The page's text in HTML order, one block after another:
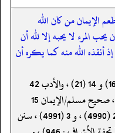
من كان الله
المرء لا يحبه إلا لله أن
أنقذه الله منه كما يكره أن
«صحیح البخاری/الإیمان 9 (16) و 14 (21) ، والأدب 42
(6041) ، ووالإکراہ 1 (6941) ، صحیح مسلم/الإیمان 15
(43) ، سنن النسائی/الإیمان 2 (4990) ، و 3 (4991) ، سنن